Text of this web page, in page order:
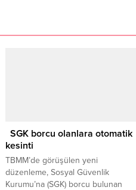
SGK borcu olanlara otomatik
kesinti
TBMM’de görüşülen yeni
düzenleme, Sosyal Güvenlik
Kurumu’na (SGK) borcu bulunan